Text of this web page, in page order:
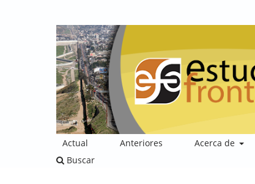
Actual Anteriores Acerca de
Buscar